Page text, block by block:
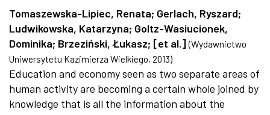
Tomaszewska-Lipiec, Renata; Gerlach, Ryszard;
Ludwikowska, Katarzyna; Goltz-Wasiucionek,
Dominika; Brzeziński, Łukasz; [et al.] (Wydawnictwo
Uniwersytetu Kazimierza Wielkiego, 2013)
Education and economy seen as two separate areas of
human activity are becoming a certain whole joined by
knowledge that is all the information about the